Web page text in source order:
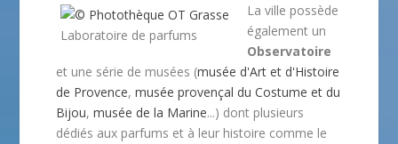
Laboratoire de parfums
La ville possède
également un
Observatoire
et une série de musées (musée d'Art et d'Histoire
de Provence, musée provençal du Costume et du
Bijou, musée de la Marine...) dont plusieurs
dédiés aux parfums et à leur histoire comme le